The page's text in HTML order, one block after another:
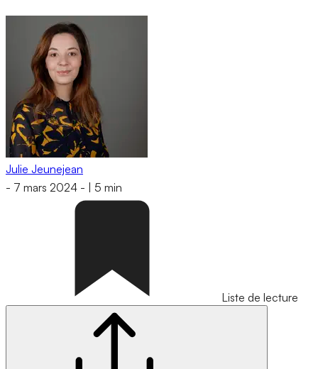
Julie Jeunejean
- 7 mars 2024 - 5 min
Liste de lecture